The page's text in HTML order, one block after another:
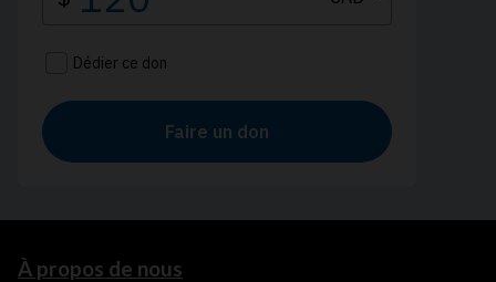
À propos de nous